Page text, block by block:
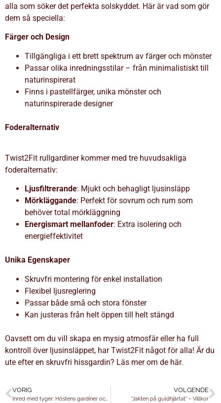
alla som söker det perfekta solskyddet. Här är vad som gör
dem så speciella:
Färger och Design
Tillgängliga i ett brett spektrum av färger och mönster
Passar olika inredningsstilar – från minimalistiskt till
naturinspirerat
Finns i pastellfärger, unika mönster och
naturinspirerade designer
Foderalternativ
Twist2Fit rullgardiner kommer med tre huvudsakliga
foderalternativ:
Ljusfiltrerande: Mjukt och behagligt ljusinsläpp
Mörkläggande: Perfekt för sovrum och rum som
behöver total mörkläggning
Energismart mellanfoder: Extra isolering och
energieffektivitet
Unika Egenskaper
Skruvfri montering för enkel installation
Flexibel ljusreglering
Passar både små och stora fönster
Kan justeras från helt öppen till helt stängd
Oavsett om du vill skapa en mysig atmosfär eller ha full
kontroll över ljusinsläppet, har Twist2Fit något för alla! Är du
ute efter en skruvfri hissgardin? Läs mer om de här.
VORIG
Inred med tyger: Höstens gardiner och textilier för ett varmt och mysigt hem
VOLGENDE
“Jakten på guldhjärtat” – Villkor